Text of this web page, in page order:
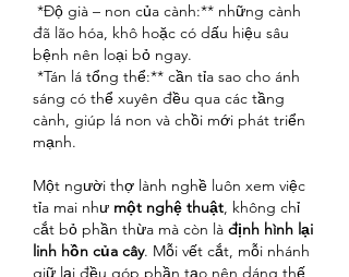
*Độ già – non của cành:** những cành
đã lão hóa, khô hoặc có dấu hiệu sâu
bệnh nên loại bỏ ngay.
*Tán lá tổng thể:** cần tỉa sao cho ánh
sáng có thể xuyên đều qua các tầng
cành, giúp lá non và chồi mới phát triển
mạnh.
Một người thợ lành nghề luôn xem việc
tỉa mai như một nghệ thuật, không chỉ
cắt bỏ phần thừa mà còn là định hình lại
linh hồn của cây. Mỗi vết cắt, mỗi nhánh
giữ lại đều góp phần tạo nên dáng thế